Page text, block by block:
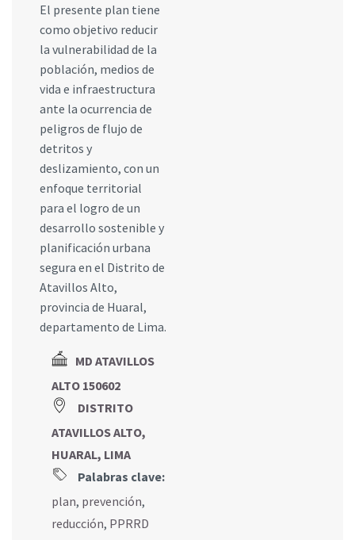
El presente plan tiene
como objetivo reducir
la vulnerabilidad de la
población, medios de
vida e infraestructura
ante la ocurrencia de
peligros de flujo de
detritos y
deslizamiento, con un
enfoque territorial
para el logro de un
desarrollo sostenible y
planificación urbana
segura en el Distrito de
Atavillos Alto,
provincia de Huaral,
departamento de Lima.
MD ATAVILLOS
ALTO 150602
DISTRITO
ATAVILLOS ALTO,
HUARAL, LIMA
Palabras clave:
plan, prevención,
reducción, PPRRD